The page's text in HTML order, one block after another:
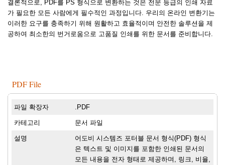
결론적으로, PDF를 PS 형식으로 변환하는 것은 전문 등급의 인쇄 자료
가 필요한 모든 사람에게 필수적인 과정입니다. 우리의 온라인 변환기는
이러한 요구를 충족하기 위해 원활하고 효율적이며 안전한 솔루션을 제
공하여 최소한의 번거로움으로 고품질 인쇄를 위한 문서를 준비합니다.
PDF File
파일 확장자 .PDF
카테고리 문서 파일
설명
어도비 시스템즈 포터블 문서 형식(PDF) 형식
은 텍스트 및 이미지를 포함한 인쇄된 문서의
모든 내용을 전자 형태로 제공하며, 링크, 비율,